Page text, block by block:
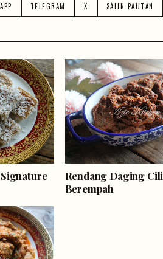
TELEGRAM X SALIN PAUTAN
Rendang Daging
Berempah